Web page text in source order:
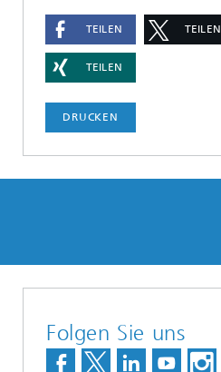
TEILEN TEILEN
TEILEN
DRUCKEN
Folgen Sie uns